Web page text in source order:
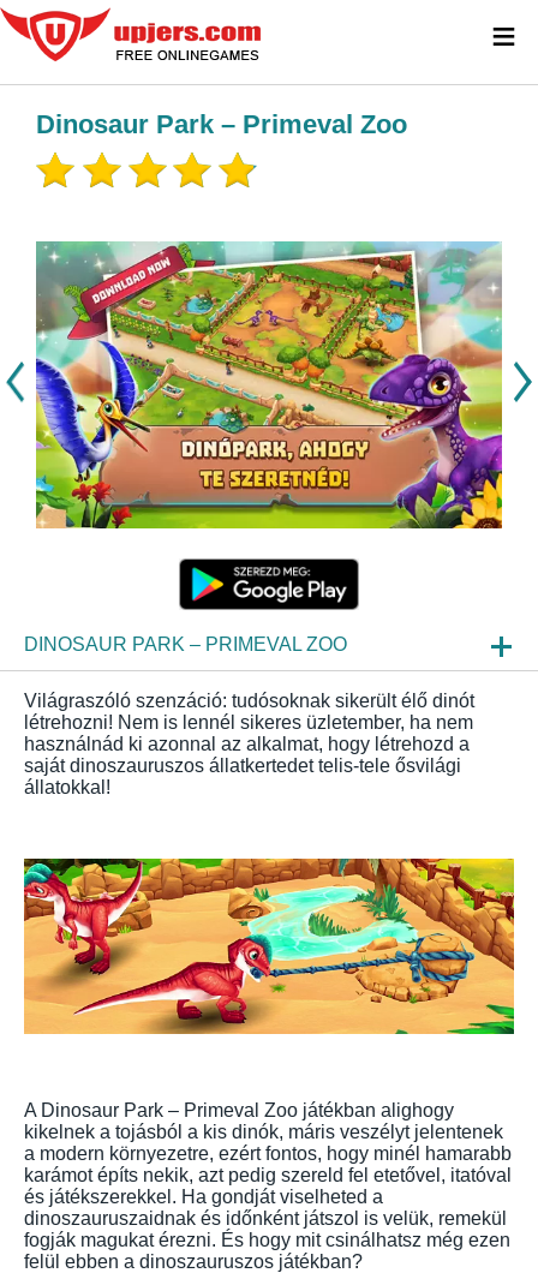
Dinosaur Park – Primeval Zoo
DINOSAUR PARK – PRIMEVAL ZOO
HIREK
BEPILLANTÁS
GYIK
Világraszóló szenzáció: tudósoknak sikerült élő dinót
létrehozni! Nem is lennél sikeres üzletember, ha nem
használnád ki azonnal az alkalmat, hogy létrehozd a
saját dinoszauruszos állatkertedet telis-tele ősvilági
állatokkal!
A Dinosaur Park – Primeval Zoo játékban alighogy
kikelnek a tojásból a kis dinók, máris veszélyt jelentenek
a modern környezetre, ezért fontos, hogy minél hamarabb
karámot építs nekik, azt pedig szereld fel etetővel, itatóval
és játékszerekkel. Ha gondját viselheted a
dinoszauruszaidnak és időnként játszol is velük, remekül
fogják magukat érezni. És hogy mit csinálhatsz még ezen
felül ebben a dinoszauruszos játékban?
≡